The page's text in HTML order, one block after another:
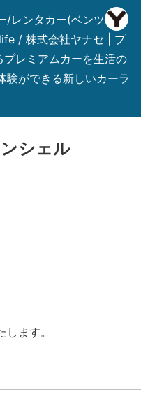
/レンタカー(ベンツ、
/ 株式会社ヤナセ | プ
レミアムカーを生活の
験ができる新しいカーラ
シェル
ます。